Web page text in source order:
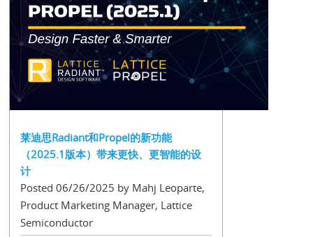
莱迪思Radiant和Propel的新功能
（2025.1版本）带来更快、更智能的设
计
Posted 06/26/2025 by Mahj Leoparte,
Product Marketing Manager, Lattice
Semiconductor